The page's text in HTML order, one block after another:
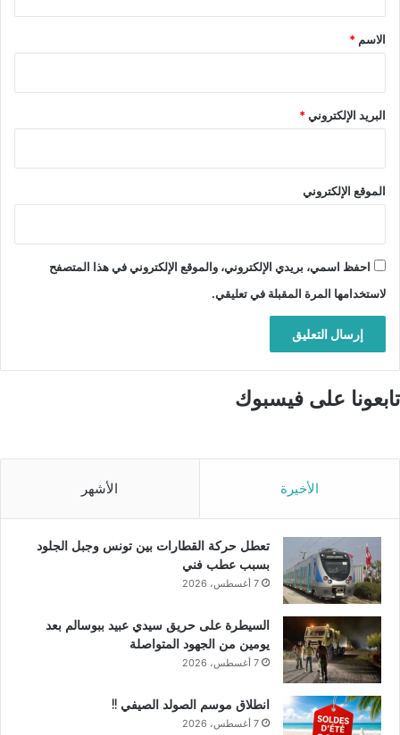
*
الاسم *
البريد الإلكتروني*
الموقع الإلكتروني
احفظ اسمي، بريدي الإلكتروني، والموقع الإلكتروني في هذا المتصفح
لاستخدامها المرة المقبلة في تعليقي.
تابعونا على فيسبوك
الأخيرة الأشهر
تعطل حركة القطارات بين تونس وجبل الجلود
بسبب عطب فني
7 أغسطس، 2026
السيطرة على حريق سيدي عبيد ببوسالم بعد
يومين من الجهود المتواصلة
7 أغسطس، 2026
انطلاق موسم الصولد الصيفي !!
7 أغسطس، 2026